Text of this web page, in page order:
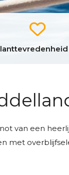
van een
met